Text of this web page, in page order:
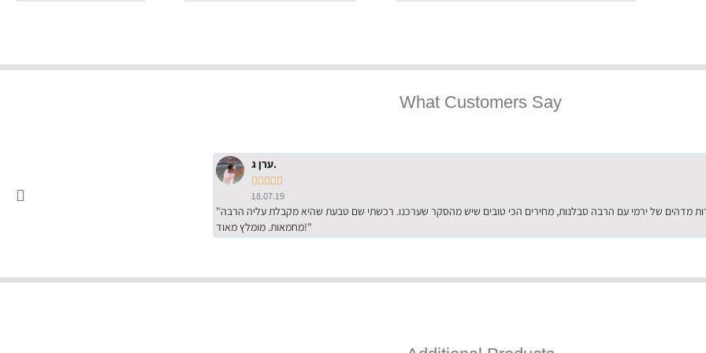
What Customers Say
ערן ג.
    
18.07.19
"שירות מדהים של ירמי עם הרבה סבלנות, מחירים הכי טובים שיש מהסקר שערכנו. רכשתי שם טבעת שהיא מקבלת עליה הרבה
מחמאות. מומלץ מאוד!"